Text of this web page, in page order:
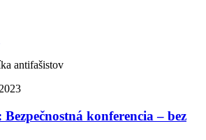
antifašistov
konferencia – bez